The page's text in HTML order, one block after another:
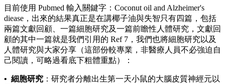
目前使用 Pubmed 輸入關鍵字：Coconut oil and Alzheimer's
diease，出來的結果真正是在講椰子油與失智只有四篇，包括
兩篇文獻回顧、一篇細胞研究及一篇前瞻性人體研究，文獻回
顧的其中一篇就是我們引用的 Ref 7，我們也將細胞研究以及
人體研究與大家分享（這部份較專業，非醫療人員不必強迫自
己閱讀，可略過看底下粗體重點）：
• 細胞研究 ：研究者分離出生第一天小鼠的大腦皮質神經元以